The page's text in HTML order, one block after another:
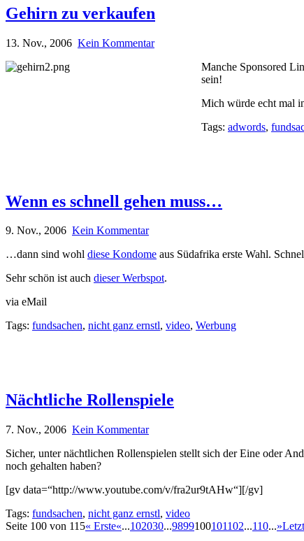
Gehirn zu verkaufen
13. Nov., 2006 Kein Kommentar
Manche Sponsored
sein!
Mich würde echt mal
Tags: adwords,
Wenn es schnell gehen muss…
9. Nov., 2006 Kein Kommentar
…dann sind wohl diese Kondome aus Südafrika erste Wahl.
Sehr schön ist auch dieser Werbspot.
via eMail
Tags: fundsachen, nicht ganz ernstl, video, Werbung
Nächtliche Rollenspiele
7. Nov., 2006 Kein Kommentar
Sicher, unter nächtlichen Rollenspielen stellt sich der Eine oder
noch gehalten haben?
[gv data=“http://www.youtube.com/v/fra2ur9tAHw“][/gv]
Tags: fundsachen, nicht ganz ernstl, video
Seite 100 von 115« Erste«...102030...9899100101102...110...»